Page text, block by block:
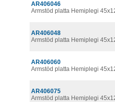
AR406046
Armstöd platta Hemiplegi
AR406048
Armstöd platta Hemiplegi
AR406060
Armstöd platta Hemiplegi
AR406075
Armstöd platta Hemiplegi